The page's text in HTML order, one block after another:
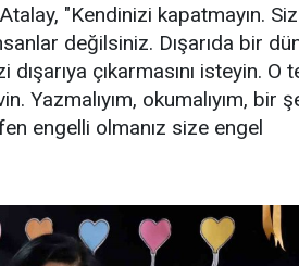
"Kendinizi kapatmayın. Siz
değilsiniz. Dışarıda bir
çıkarmasını isteyin. O
Yazmalıyım, okumalıyım, bir
engelli olmanız size engel